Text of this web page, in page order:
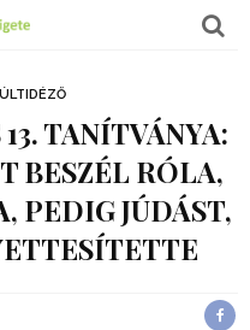
TANÍTVÁNYA:
BESZÉL RÓLA,
PEDIG JÚDÁST,